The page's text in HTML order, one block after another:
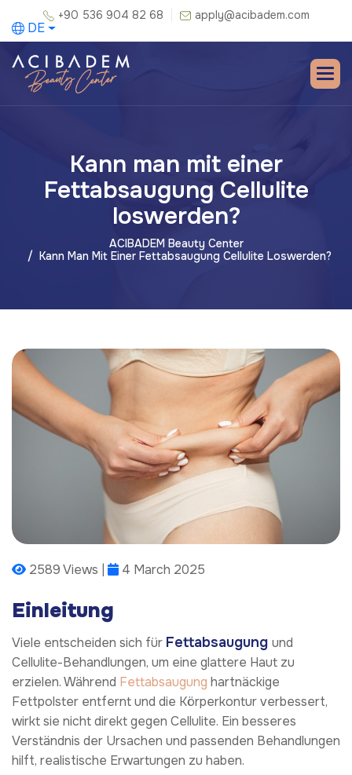
+90 536 904 82 68 apply@acibadem.com
DE
Kann man mit einer
Fettabsaugung Cellulite
loswerden?
ACIBADEM Beauty Center
Kann Man Mit Einer Fettabsaugung Cellulite Loswerden?
2589 Views | 4 March 2025
Einleitung
Viele entscheiden sich für Fettabsaugung und
Cellulite-Behandlungen, um eine glattere Haut zu
erzielen. Während Fettabsaugung hartnäckige
Fettpolster entfernt und die Körperkontur verbessert,
wirkt sie nicht direkt gegen Cellulite. Ein besseres
Verständnis der Ursachen und passenden Behandlungen
hilft, realistische Erwartungen zu haben.